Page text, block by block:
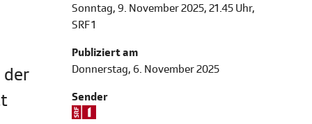
der
Sonntag, 9. November 2025, 21.45 Uhr,
SRF 1
Publiziert am
Donnerstag, 6. November 2025
Sender